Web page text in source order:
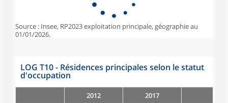
Source : Insee, RP2023 exploitation principale, géographie au
01/01/2026.
LOG T10 - Résidences principales selon le statut
d'occupation
2012 2017